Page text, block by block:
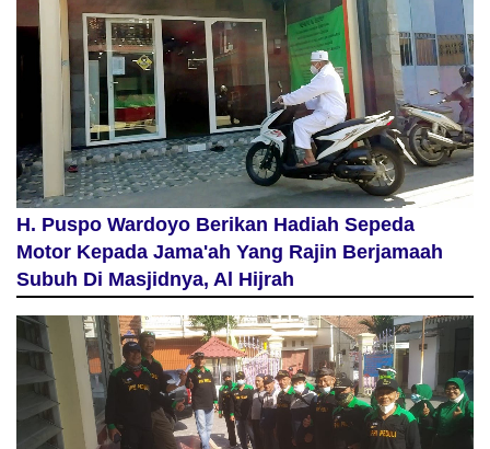
H. Puspo Wardoyo Berikan Hadiah Sepeda
Motor Kepada Jama'ah Yang Rajin Berjamaah
Subuh Di Masjidnya, Al Hijrah